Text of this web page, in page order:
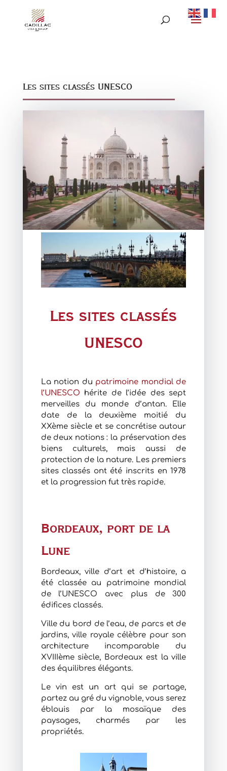
Les sites classés UNESCO
Les sites classés
UNESCO
La notion du patrimoine mondial de
l’UNESCO hérite de l’idée des sept
merveilles du monde d’antan. Elle
date de la deuxième moitié du
XXème siècle et se concrétise autour
de deux notions : la préservation des
biens culturels, mais aussi de
protection de la nature. Les premiers
sites classés ont été inscrits en 1978
et la progression fut très rapide.
Bordeaux, port de la
Lune
Bordeaux, ville d’art et d’histoire, a
été classée au patrimoine mondial
de l’UNESCO avec plus de 300
édifices classés.
Ville du bord de l’eau, de parcs et de
jardins, ville royale célèbre pour son
architecture incomparable du
XVIIIème siècle, Bordeaux est la ville
des équilibres élégants.
Le vin est un art qui se partage,
partez au gré du vignoble, vous serez
éblouis par la mosaïque des
paysages, charmés par les
propriétés.